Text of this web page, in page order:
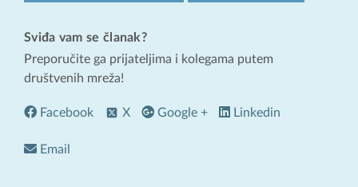
Sviđa vam se članak?
Preporučite ga prijateljima i kolegama putem
društvenih mreža!
Facebook X Google + Linkedin
Email